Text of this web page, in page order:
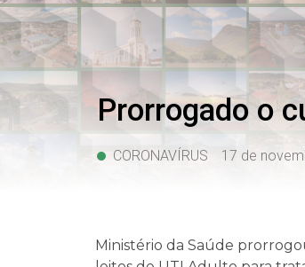
Prorrogado o
CORONAVÍRUS 17 de
Ministério da Saúde